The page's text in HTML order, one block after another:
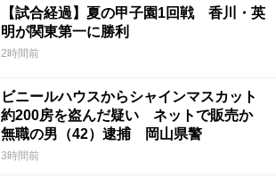
【試合経過】夏の甲子園1回戦 香川・英
明が関東第一に勝利
2時間前
ビニールハウスからシャインマスカット
約200房を盗んだ疑い ネットで販売か
無職の男（42）逮捕 岡山県警
3時間前